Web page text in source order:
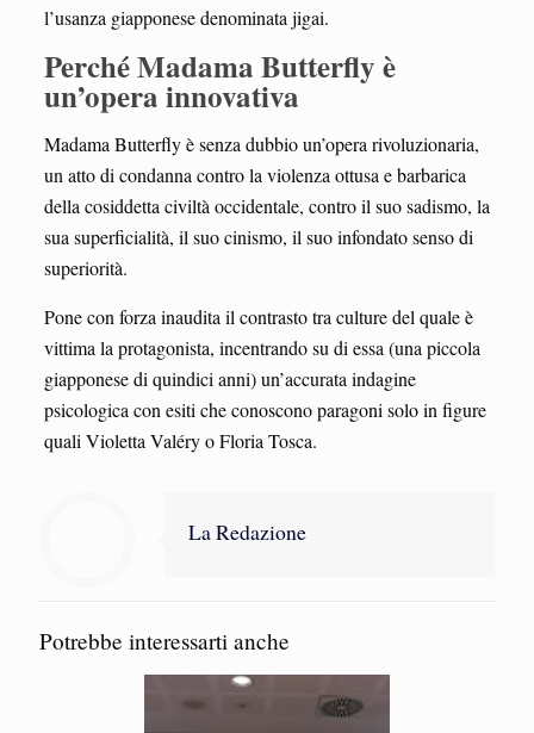
l’usanza giapponese denominata jigai.
Perché Madama Butterfly è
un’opera innovativa
Madama Butterfly è senza dubbio un’opera rivoluzionaria,
un atto di condanna contro la violenza ottusa e barbarica
della cosiddetta civiltà occidentale, contro il suo sadismo, la
sua superficialità, il suo cinismo, il suo infondato senso di
superiorità.
Pone con forza inaudita il contrasto tra culture del quale è
vittima la protagonista, incentrando su di essa (una piccola
giapponese di quindici anni) un’accurata indagine
psicologica con esiti che conoscono paragoni solo in figure
quali Violetta Valéry o Floria Tosca.
La Redazione
Potrebbe interessarti anche